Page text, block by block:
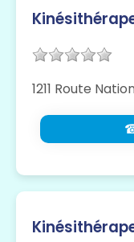
1211 Route